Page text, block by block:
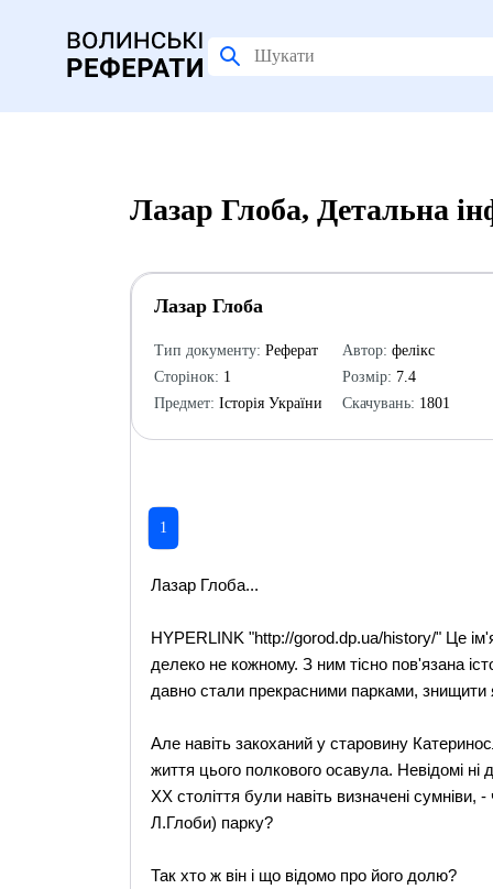
Лазар Глоба, Детальна
Лазар Глоба
Тип документу: Реферат
Сторінок: 1
Предмет: Історія України
Автор: фелікс
Розмір: 7.4
Скачувань: 1801
1
Лазар Глоба...
HYPERLINK "http://gorod.dp.ua/history/" Це
делеко не кожному. З ним тісно пов'язана
давно стали прекрасними парками, знищити
Але навіть закоханий у старовину
життя цього полкового осавула. Невідомі
ХХ століття були навіть визначені сумніви,
Л.Глоби) парку?
Так хто ж він і що відомо про його долю?